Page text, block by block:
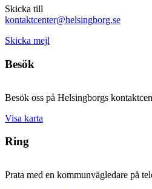
Skicka till
kontaktcenter@helsingborg.se
Skicka mejl
Besök
Besök oss på Helsingborgs
Visa karta
Ring
Prata med en kommunvägledare på